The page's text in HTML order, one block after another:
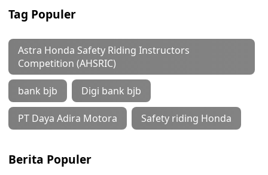
Tag Populer
Astra Honda Safety Riding Instructors
Competition (AHSRIC)
bank bjb Digi bank bjb
PT Daya Adira Motora Safety riding Honda
Berita Populer